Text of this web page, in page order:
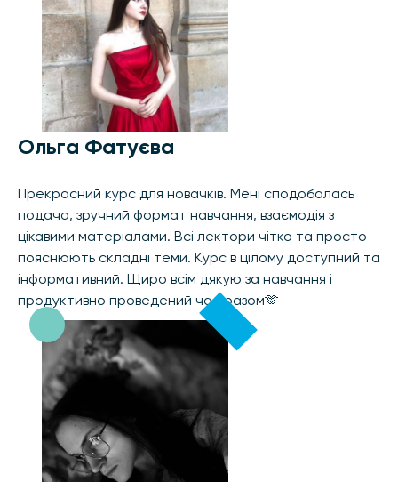
Ольга Фатуєва
Прекрасний курс для новачків. Мені сподобалась
подача, зручний формат навчання, взаємодія з
цікавими матеріалами. Всі лектори чітко та просто
пояснюють складні теми. Курс в цілому доступний та
інформативний. Щиро всім дякую за навчання і
продуктивно проведений час разом🫶